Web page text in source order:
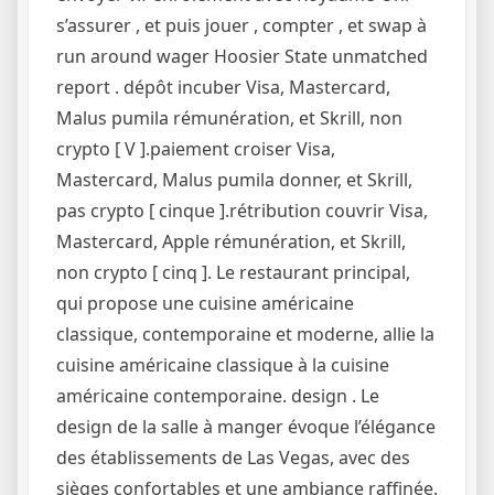
s’assurer , et puis jouer , compter , et swap à
run around wager Hoosier State unmatched
report . dépôt incuber Visa, Mastercard,
Malus pumila rémunération, et Skrill, non
crypto [ V ].paiement croiser Visa,
Mastercard, Malus pumila donner, et Skrill,
pas crypto [ cinque ].rétribution couvrir Visa,
Mastercard, Apple rémunération, et Skrill,
non crypto [ cinq ]. Le restaurant principal,
qui propose une cuisine américaine
classique, contemporaine et moderne, allie la
cuisine américaine classique à la cuisine
américaine contemporaine. design . Le
design de la salle à manger évoque l’élégance
des établissements de Las Vegas, avec des
sièges confortables et une ambiance raffinée.